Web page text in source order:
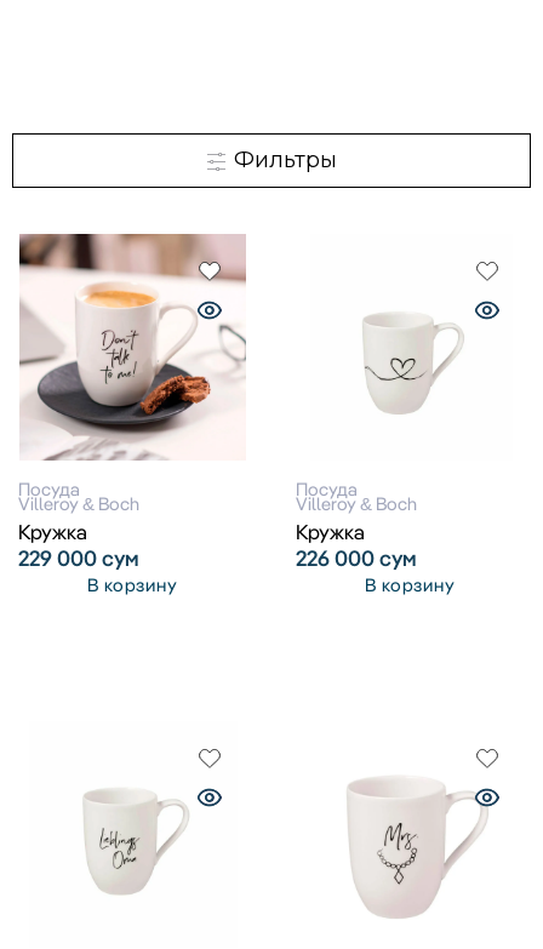
Фильтры
Посуда
Villeroy & Boch
Кружка
229 000сум
В корзину
Посуда
Villeroy & Boch
Кружка
226 000сум
В корзину